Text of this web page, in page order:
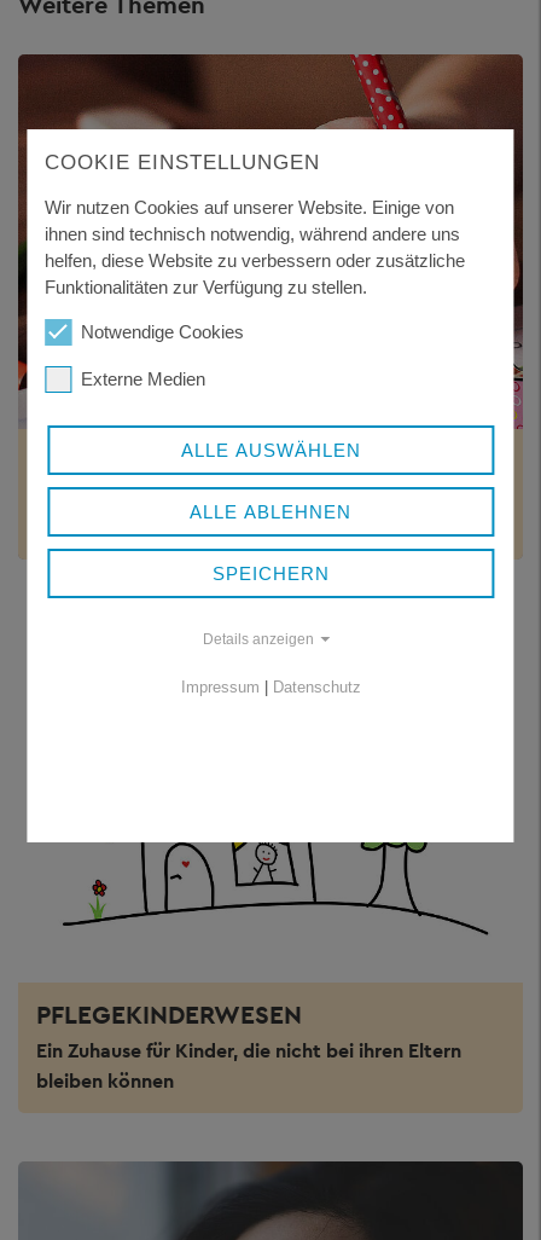
Wenn Eltern erkennen, dass sie dauerhaft nicht mit
ihren Kindern leben können
PFLEGEKINDERWESEN
Ein Zuhause für Kinder, die nicht bei ihren Eltern
bleiben können
COOKIE EINSTELLUNGEN
Wir nutzen Cookies auf unserer Website. Einige von
ihnen sind technisch notwendig, während andere uns
helfen, diese Website zu verbessern oder zusätzliche
Funktionalitäten zur Verfügung zu stellen.
Notwendige Cookies
Externe Medien
ALLE AUSWÄHLEN
ALLE ABLEHNEN
SPEICHERN
Details anzeigen
Impressum | Datenschutz